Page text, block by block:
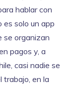
hablar con
es solo un app
se organizan
pagos y, a
casi nadie se
trabajo, en la